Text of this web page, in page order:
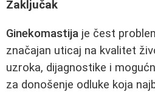
Zaključak
Ginekomastija je čest
značajan uticaj na kvalitet
uzroka, dijagnostike i
za donošenje odluke koja